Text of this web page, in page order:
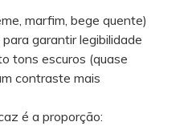
marfim, bege quente)
garantir legibilidade
tons escuros (quase
contraste mais
é a proporção: